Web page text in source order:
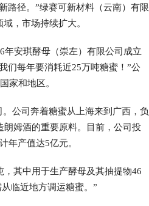
路径。”绿赛可新材料（云南）有限
，市场持续扩大。
年安琪酵母（崇左）有限公司成立
们每年要消耗近25万吨糖蜜！”公
家和地区。
公司奔着糖蜜从上海来到广西，负
姆酒的重要原料。目前，公司投
年产值达5亿元。
其中用于生产酵母及其抽提物46
临近地方调运糖蜜。”